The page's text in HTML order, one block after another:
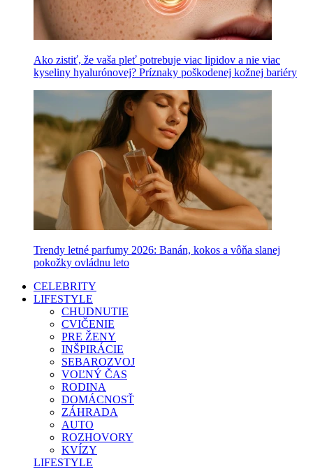
Ako zistiť, že vaša pleť potrebuje viac lipidov a nie viac
kyseliny hyalurónovej? Príznaky poškodenej kožnej bariéry
Trendy letné parfumy 2026: Banán, kokos a vôňa slanej
pokožky ovládnu leto
CELEBRITY
LIFESTYLE
CHUDNUTIE
CVIČENIE
PRE ŽENY
INŠPIRÁCIE
SEBAROZVOJ
VOĽNÝ ČAS
RODINA
DOMÁCNOSŤ
ZÁHRADA
AUTO
ROZHOVORY
KVÍZY
LIFESTYLE